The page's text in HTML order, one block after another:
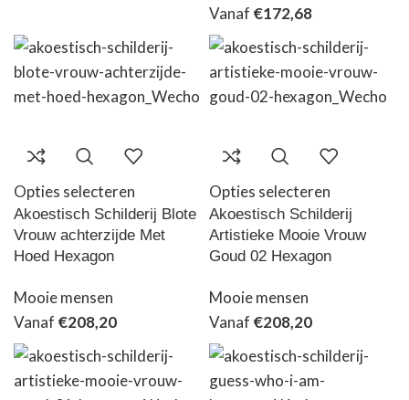
Vanaf €172,68
Opties selecteren
Akoestisch Schilderij Blote
Vrouw achterzijde Met
Hoed Hexagon
Mooie mensen
Vanaf €208,20
Opties selecteren
Akoestisch Schilderij
Artistieke Mooie Vrouw
Goud 02 Hexagon
Mooie mensen
Vanaf €208,20